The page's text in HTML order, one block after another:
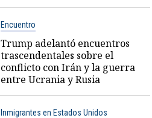
Encuentro
Trump adelantó encuentros
trascendentales sobre el
conflicto con Irán y la guerra
entre Ucrania y Rusia
Inmigrantes en Estados Unidos